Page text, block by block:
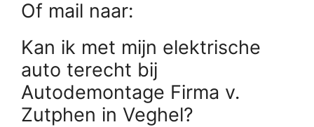
Of mail naar:
Kan ik met mijn elektrische
auto terecht bij
Autodemontage Firma v.
Zutphen in Veghel?